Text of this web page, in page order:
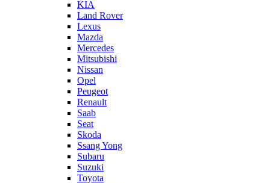
KIA
Land Rover
Lexus
Mazda
Mercedes
Mitsubishi
Nissan
Opel
Peugeot
Renault
Saab
Seat
Skoda
Ssang Yong
Subaru
Suzuki
Toyota